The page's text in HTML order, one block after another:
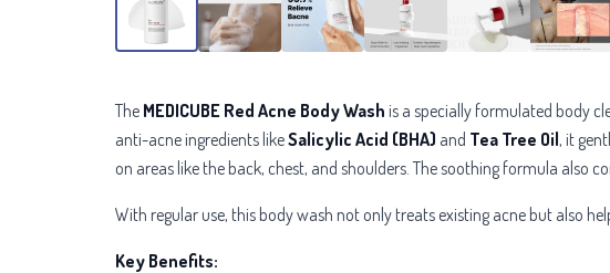
The MEDICUBE Red Acne Body Wash is a specially formulated body
anti-acne ingredients likeSalicylic Acid (BHA) and Tea Tree Oil, it
on areas like the back, chest, and shoulders. The soothing formula also
With regular use, this body wash not only treats existing acne but also
Key Benefits: